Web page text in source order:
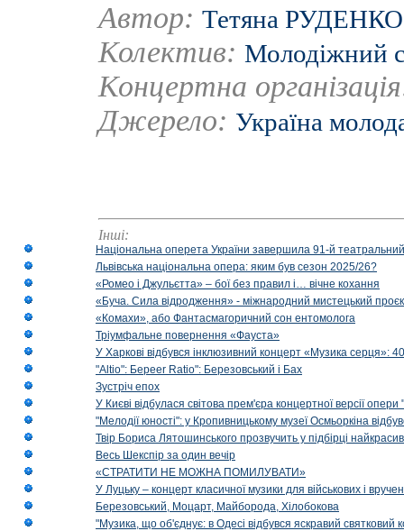
Автор: Тетяна РУДЕНКО
Колектив: Молодіжний
Концертна
Джерело: Україна
Інші:
Національна оперета України завершила 91-й
Львівська національна опера: яким був сезон 2025/26?
«Ромео і Джульєтта» – бої без правил і… вічне кохання
«Буча. Сила відродження» - міжнародний мистецький
«Комахи», або Фантасмагоричний сон ентомолога
Тріумфальне повернення «Фауста»
У Харкові відбувся інклюзивний концерт «Музика серця»:
"Altio": Береer Ratio": Березовський і Бах
Зустріч епох
У Києві відбулася світова прем'єра концертної версії
"Мелодії юності": у Кропивницькому музеї Осмьоркіна
Твір Бориса Лятошинського прозвучить у підбірці
Весь Шекспір за один вечір
«СТРАТИТИ НЕ МОЖНА ПОМИЛУВАТИ»
У Луцьку – концерт класичної музики для військових і
Березовський, Моцарт, Майборода, Хілобокова
"Музика, що об'єднує: в Одесі відбувся яскравий